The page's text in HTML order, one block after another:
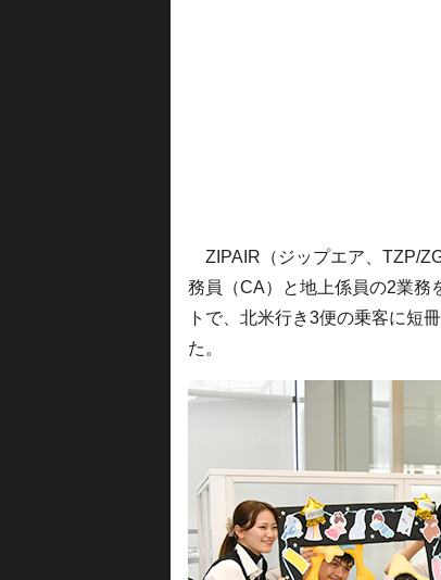
ZIPAIR（ジップエア、TZP/
務員（CA）と地上係員の2業務
トで、北米行き3便の乗客に短
た。